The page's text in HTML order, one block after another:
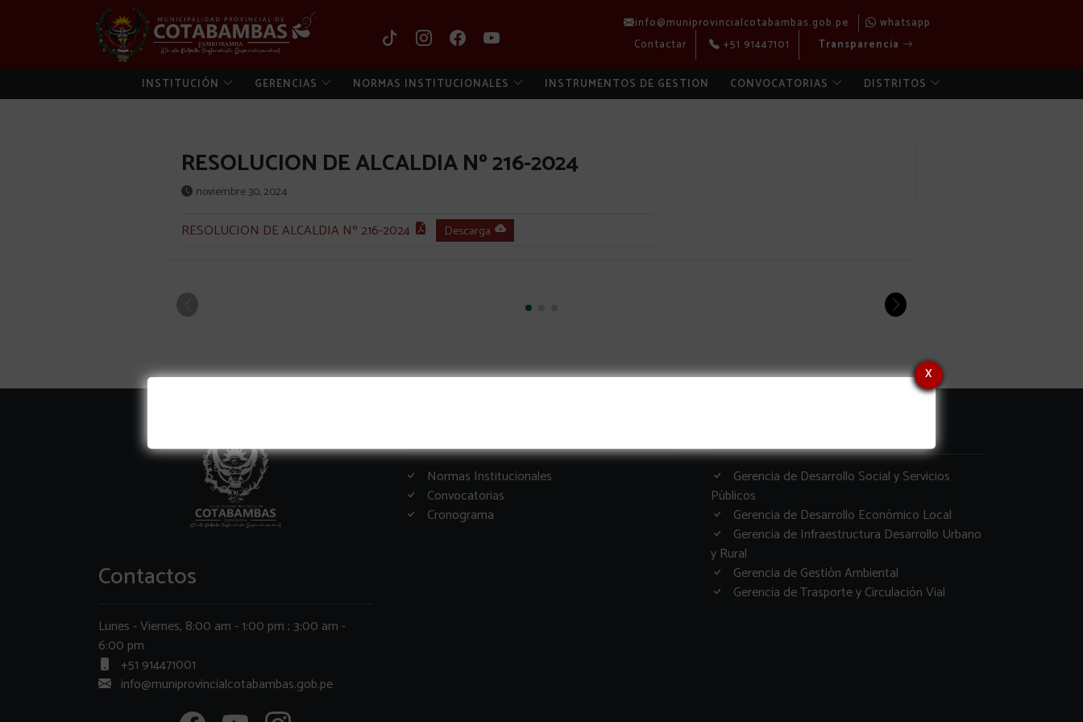
info@muniprovincialcotabambas.gob.pe
whatsapp
Contactar
+51 91447101 Transparencia
INSTITUCIÓN GERENCIAS NORMAS INSTITUCIONALES INSTRUMENTOS DE GESTION CONVOCATORIAS DISTRITOS
RESOLUCION DE ALCALDIA Nº 216-2024
noviembre 30, 2024
RESOLUCION DE ALCALDIA Nº 216-2024 Descarga
x
Contactos
Lunes - Viernes, 8:00 am - 1:00 pm ; 3:00 am -
6:00 pm
+51 914471001
info@muniprovincialcotabambas.gob.pe
Normas Institucionales
Convocatorias
Cronograma
Gerencia de Desarrollo Social y Servicios
Públicos
Gerencia de Desarrollo Económico Local
Gerencia de Infraestructura Desarrollo Urbano
y Rural
Gerencia de Gestión Ambiental
Gerencia de Trasporte y Circulación Vial